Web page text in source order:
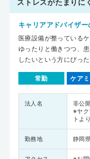
ストレスがたまりに
キャリアアドバイザー
医療設備が整っている
ゆったりと働きつつ、
したいという方にぴった
常勤 ケア
法人名
非公
※ヤク
トよ
勤務地 静岡